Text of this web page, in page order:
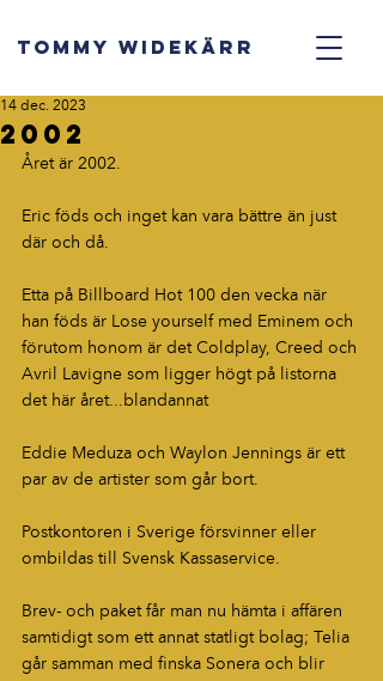
TOMMY WIDEKÄRR
2002
14 dec. 2023
Året är 2002.
Eric föds och inget kan vara bättre än just
där och då.
Etta på Billboard Hot 100 den vecka när
han föds är Lose yourself med Eminem och
förutom honom är det Coldplay, Creed och
Avril Lavigne som ligger högt på listorna
det här året...blandannat
Eddie Meduza och Waylon Jennings är ett
par av de artister som går bort.
Postkontoren i Sverige försvinner eller
ombildas till Svensk Kassaservice.
Brev- och paket får man nu hämta i affären
samtidigt som ett annat statligt bolag; Telia
går samman med finska Sonera och blir